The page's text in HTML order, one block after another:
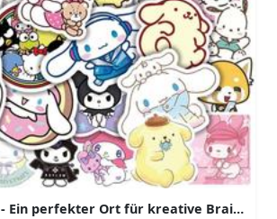
Ein perfekter Ort für kreative